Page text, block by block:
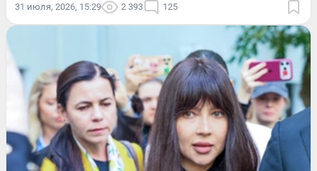
31 июля, 2026, 15:29 2 393 125